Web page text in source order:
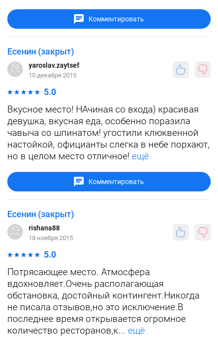
Комментировать
Есенин (закрыт)
yaroslav.zaytsef
10 декабря 2015
5.0
Вкусное место! НАчиная со входа) красивая
девушка, вкусная еда, особенно поразила
чавыча со шпинатом! угостили клюквенной
настойкой, официанты слегка в небе порхают,
но в целом место отличное! ещё
Комментировать
Есенин (закрыт)
rishana88
18 ноября 2015
5.0
Потрясающее место. Атмосфера
вдохновляет.Очень располагающая
обстановка, достойный контингент.Никогда
не писала отзывов,но это исключение.В
последнее время открывается огромное
количество ресторанов,к... ещё